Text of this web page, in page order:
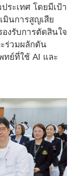
ระเทศ โดยมีเป้า
มินการสูญเสีย
งรับการตัดสินใจ
ร่วมผลักดัน
ทย์ที่ใช้ AI และ